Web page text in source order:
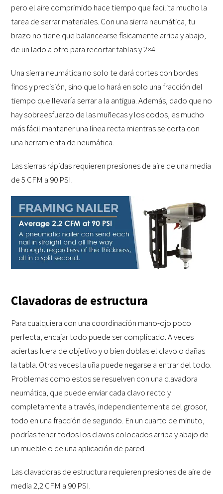
pero el aire comprimido hace tiempo que facilita mucho la
tarea de serrar materiales. Con una sierra neumática, tu
brazo no tiene que balancearse físicamente arriba y abajo,
de un lado a otro para recortar tablas y 2×4.
Una sierra neumática no solo te dará cortes con bordes
finos y precisión, sino que lo hará en solo una fracción del
tiempo que llevaría serrar a la antigua. Además, dado que no
hay sobreesfuerzo de las muñecas y los codos, es mucho
más fácil mantener una línea recta mientras se corta con
una herramienta de neumática.
Las sierras rápidas requieren presiones de aire de una media
de 5 CFM a 90 PSI.
Clavadoras de estructura
Para cualquiera con una coordinación mano-ojo poco
perfecta, encajar todo puede ser complicado. A veces
aciertas fuera de objetivo y o bien doblas el clavo o dañas
la tabla. Otras veces la uña puede negarse a entrar del todo.
Problemas como estos se resuelven con una clavadora
neumática, que puede enviar cada clavo recto y
completamente a través, independientemente del grosor,
todo en una fracción de segundo. En un cuarto de minuto,
podrías tener todos los clavos colocados arriba y abajo de
un mueble o de una aplicación de pared.
Las clavadoras de estructura requieren presiones de aire de
media 2,2 CFM a 90 PSI.